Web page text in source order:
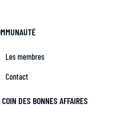
Les membres
Contact
COIN DES BONNES AFFAIRES